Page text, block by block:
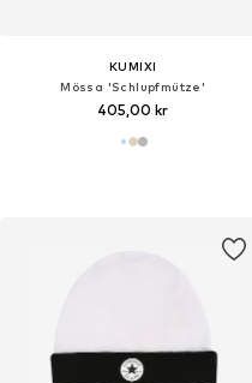
KUMIXI
Mössa 'Schlupfmütze'
405,00 kr